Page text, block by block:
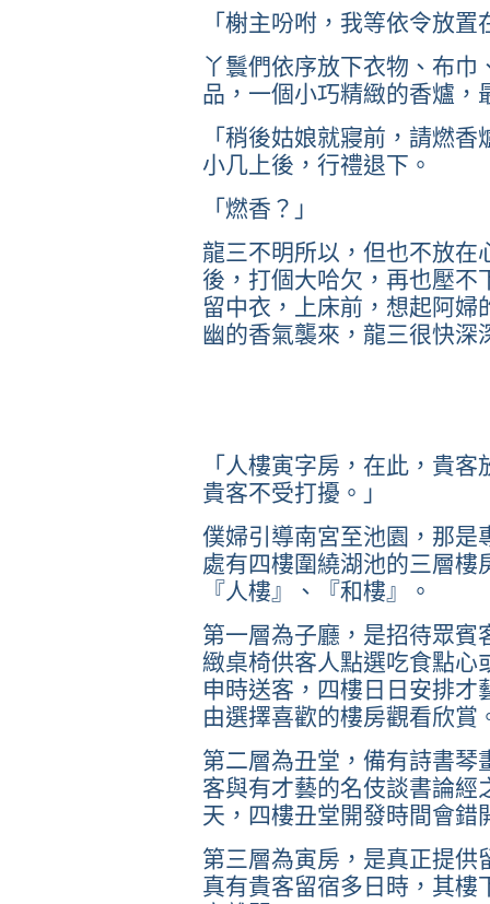
「榭主吩咐，我等依令放
丫鬟們依序放下衣物、布
品，一個小巧精緻的香爐，
「稍後姑娘就寢前，請燃
小几上後，行禮退下。
「燃香？」
龍三不明所以，但也不放在
後，打個大哈欠，再也壓不
留中衣，上床前，想起阿婦
幽的香氣襲來，龍三很快深
「人樓寅字房，在此，貴
貴客不受打擾。」
僕婦引導南宮至池園，那是
處有四樓圍繞湖池的三層樓
『人樓』、『和樓』。
第一層為子廳，是招待眾賓
緻桌椅供客人點選吃食點心
申時送客，四樓日日安排才
由選擇喜歡的樓房觀看欣賞
第二層為丑堂，備有詩書琴
客與有才藝的名伎談書論經
天，四樓丑堂開發時間會錯
第三層為寅房，是真正提供
真有貴客留宿多日時，其樓